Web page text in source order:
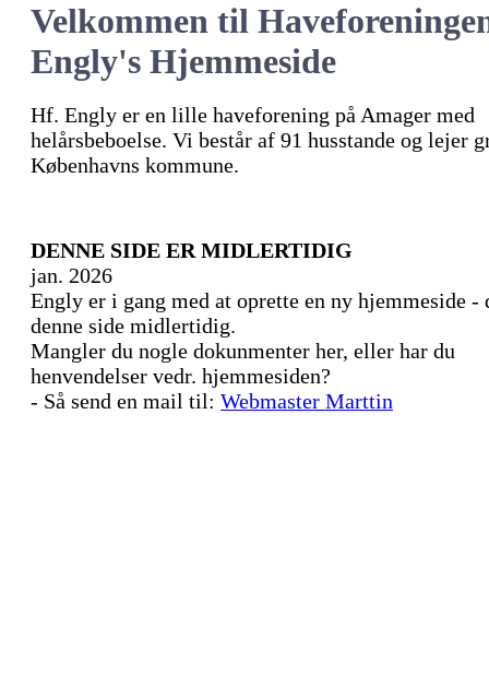
Velkommen til
Engly's Hjemmeside
Hf. Engly er en lille haveforening på Amager med
helårsbeboelse. Vi består af 91 husstande og lejer
Københavns kommune.
DENNE SIDE ER MIDLERTIDIG
jan. 2026
Engly er i gang med at oprette en ny hjemmeside -
denne side midlertidig.
Mangler du nogle dokunmenter her, eller har du
henvendelser vedr. hjemmesiden?
- Så send en mail til: Webmaster Marttin